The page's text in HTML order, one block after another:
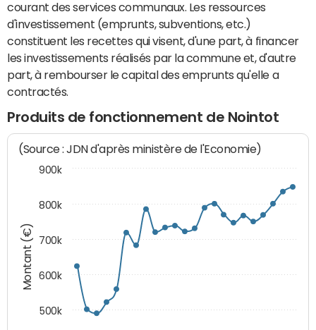
courant des services communaux. Les ressources
d'investissement (emprunts, subventions, etc.)
constituent les recettes qui visent, d'une part, à financer
les investissements réalisés par la commune et, d'autre
part, à rembourser le capital des emprunts qu'elle a
contractés.
Produits de fonctionnement de Nointot
Montant (€)
(Source : JDN d'après ministère de l'Economie)
500k
600k
700k
800k
900k